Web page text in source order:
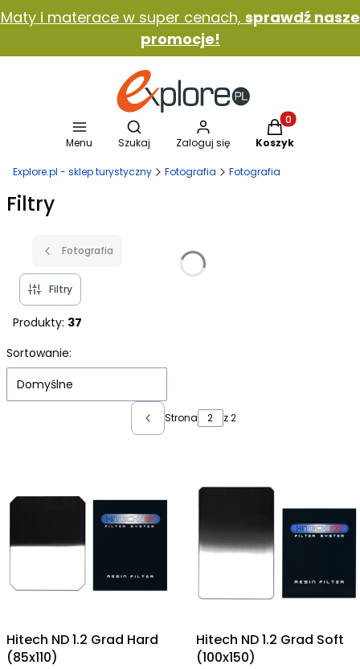
Maty i materace w super cenach, sprawdź nasze
promocje!
Menu
Otwórz wyszukiwarkę
Szukaj Zaloguj się
Produkty w
Koszyk
Explore.pl - sklep turystyczny Fotografia Fotografia
Filtry
Fotografia
Filtry
Produkty: 37
Lista produktów
Sortowanie:
Domyślne
Poprzednie produkty
Strona z 2
Hitech ND 1.2 Grad Hard
(85x110)
Hitech ND 1.2 Grad Soft
(100x150)